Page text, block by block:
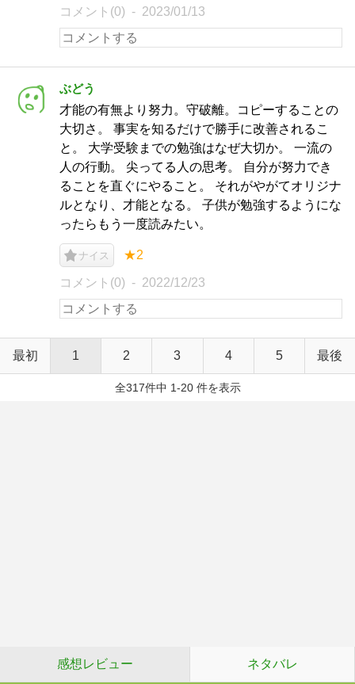
コメント(0) 2023/01/13
ぶどう
才能の有無より努力。守破離。コピーすることの
大切さ。 事実を知るだけで勝手に改善されるこ
と。 大学受験までの勉強はなぜ大切か。 一流の
人の行動。 尖ってる人の思考。 自分が努力でき
ることを直ぐにやること。 それがやがてオリジナ
ルとなり、才能となる。 子供が勉強するようにな
ったらもう一度読みたい。
ナイス ★2
コメント(0) 2022/12/23
最初 1 2 3 4 5 最後
全317件中 1-20 件を表示
感想レビュー ネタバレ